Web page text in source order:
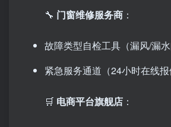
🔧 ​ 门窗维修服务商 ：
故障类型自检工具（漏风/漏
紧急服务通道（24小时在线报
🛒 ​ 电商平台旗舰店 ：